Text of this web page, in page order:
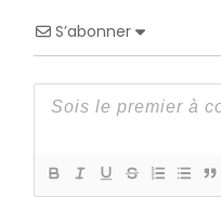
S’abonner